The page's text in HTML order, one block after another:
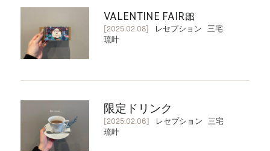
VALENTINE FAIR🎀
[2025.02.08]
レセプション 三宅
琉叶
限定ドリンク
[2025.02.06]
レセプション 三宅
琉叶